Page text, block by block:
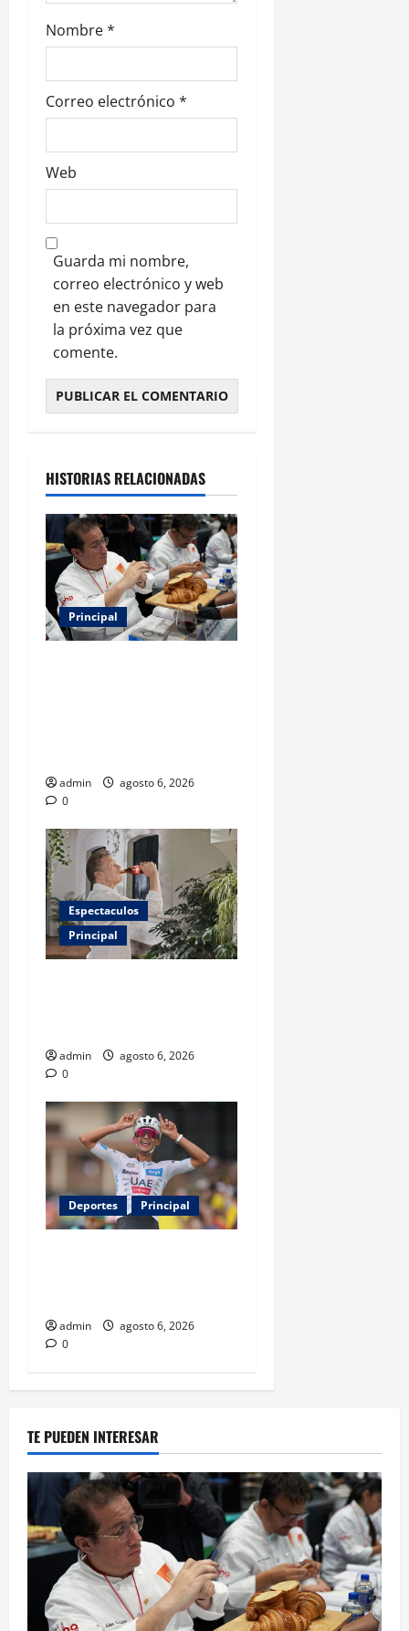
a
d
a
s
Nombre*
Correo electrónico *
Web
Guarda mi nombre,
correo electrónico y web
en este navegador para
la próxima vez que
comente.
HISTORIAS RELACIONADAS
Principal
admin
agosto 6, 2026
0
Espectaculos
Principal
admin
agosto 6, 2026
0
Deportes Principal
admin
agosto 6, 2026
0
TE PUEDEN INTERESAR